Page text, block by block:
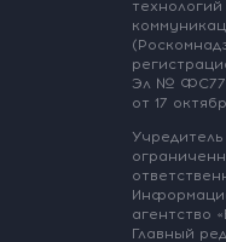
Эл № ФС77-
от 17
агентство
Главный